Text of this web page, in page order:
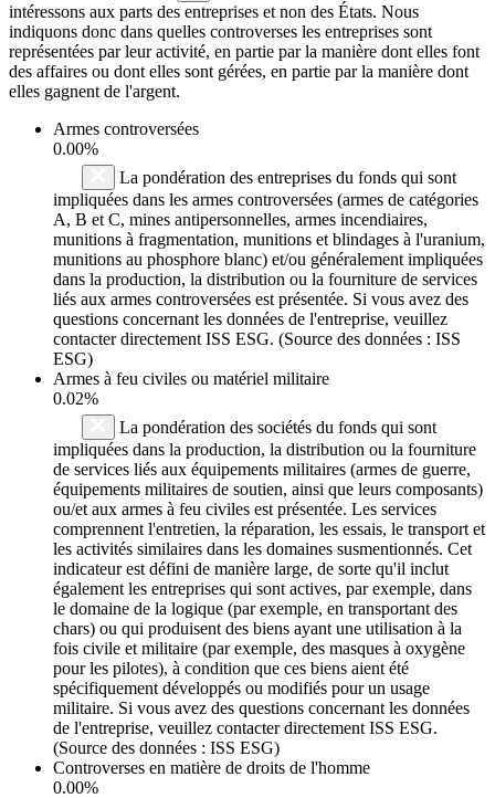
intéressons aux parts des entreprises et non des États. Nous
indiquons donc dans quelles controverses les entreprises sont
représentées par leur activité, en partie par la manière dont elles font
des affaires ou dont elles sont gérées, en partie par la manière dont
elles gagnent de l'argent.
Armes controversées
0.00%
La pondération des entreprises du fonds qui sont
impliquées dans les armes controversées (armes de catégories
A, B et C, mines antipersonnelles, armes incendiaires,
munitions à fragmentation, munitions et blindages à l'uranium,
munitions au phosphore blanc) et/ou généralement impliquées
dans la production, la distribution ou la fourniture de services
liés aux armes controversées est présentée. Si vous avez des
questions concernant les données de l'entreprise, veuillez
contacter directement ISS ESG. (Source des données : ISS
ESG)
Armes à feu civiles ou matériel militaire
0.02%
La pondération des sociétés du fonds qui sont
impliquées dans la production, la distribution ou la fourniture
de services liés aux équipements militaires (armes de guerre,
équipements militaires de soutien, ainsi que leurs composants)
ou/et aux armes à feu civiles est présentée. Les services
comprennent l'entretien, la réparation, les essais, le transport et
les activités similaires dans les domaines susmentionnés. Cet
indicateur est défini de manière large, de sorte qu'il inclut
également les entreprises qui sont actives, par exemple, dans
le domaine de la logique (par exemple, en transportant des
chars) ou qui produisent des biens ayant une utilisation à la
fois civile et militaire (par exemple, des masques à oxygène
pour les pilotes), à condition que ces biens aient été
spécifiquement développés ou modifiés pour un usage
militaire. Si vous avez des questions concernant les données
de l'entreprise, veuillez contacter directement ISS ESG.
(Source des données : ISS ESG)
Controverses en matière de droits de l'homme
0.00%